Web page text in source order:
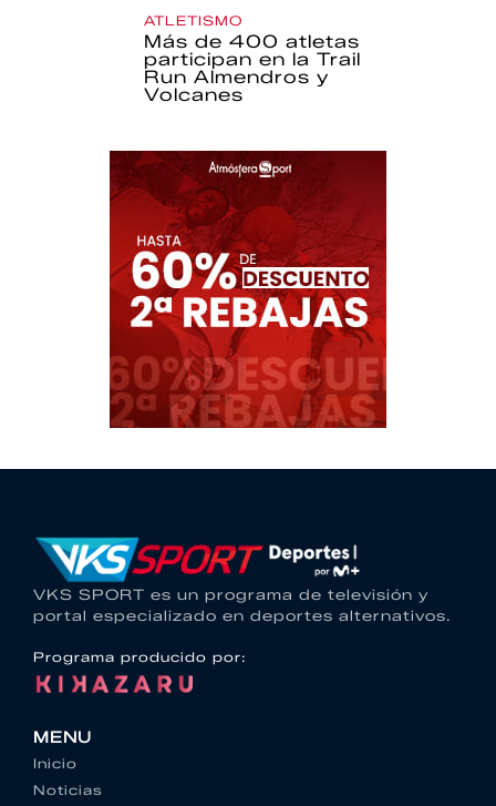
ATLETISMO
Más de 400 atletas
participan en la Trail
Run Almendros y
Volcanes
VKS SPORT es un programa de televisión y
portal especializado en deportes alternativos.
Programa producido por:
MENU
Inicio
Noticias